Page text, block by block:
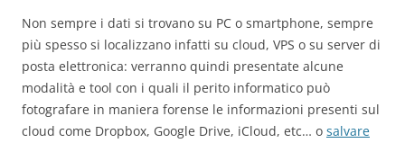
Non sempre i dati si trovano su PC o smartphone, sempre
più spesso si localizzano infatti su cloud, VPS o su server di
posta elettronica: verranno quindi presentate alcune
modalità e tool con i quali il perito informatico può
fotografare in maniera forense le informazioni presenti sul
cloud come Dropbox, Google Drive, iCloud, etc… o salvare